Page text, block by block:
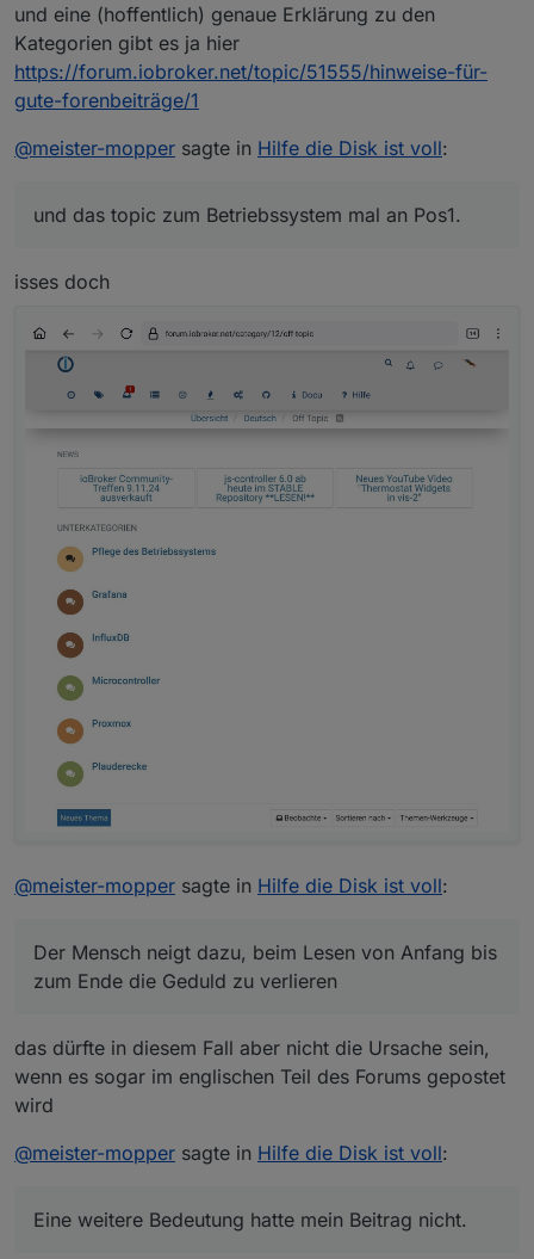
und eine (hoffentlich) genaue Erklärung zu den
Kategorien gibt es ja hier
https://forum.iobroker.net/topic/51555/hinweise-für-
gute-forenbeiträge/1
@meister-mopper sagte in Hilfe die Disk ist voll:
und das topic zum Betriebssystem mal an Pos1.
isses doch
@meister-mopper sagte in Hilfe die Disk ist voll:
Der Mensch neigt dazu, beim Lesen von Anfang bis
zum Ende die Geduld zu verlieren
das dürfte in diesem Fall aber nicht die Ursache sein,
wenn es sogar im englischen Teil des Forums gepostet
wird
@meister-mopper sagte in Hilfe die Disk ist voll:
Eine weitere Bedeutung hatte mein Beitrag nicht.